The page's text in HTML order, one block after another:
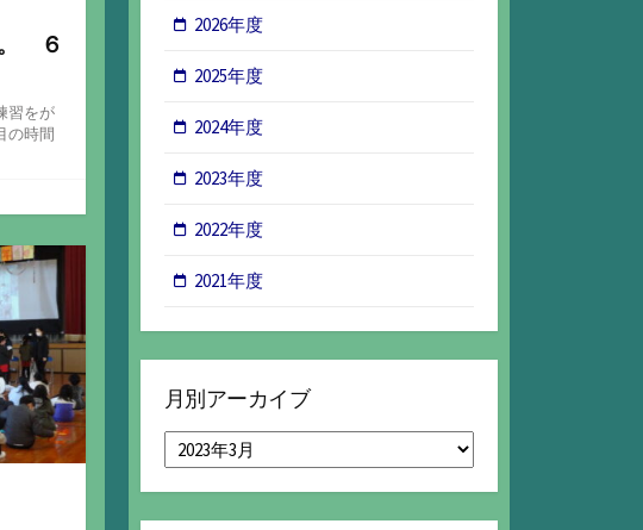
。 ６
習をが
の時間
2026年度
2025年度
2024年度
2023年度
2022年度
2021年度
月別アーカイブ
月
別
ア
ー